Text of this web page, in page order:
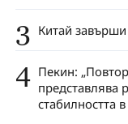
3 Китай
4 Пекин:
представлява
стабилността